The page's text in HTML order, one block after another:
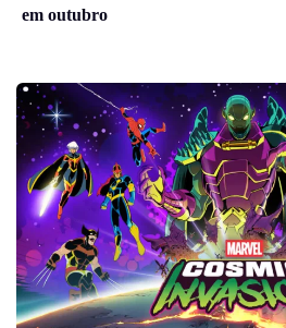
em outubro